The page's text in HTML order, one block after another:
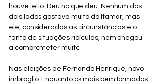
houve jeito. Deu no que deu. Nenhum dos
dois lados gostava muito do Itamar, mas
ele, consideradas as circunstâncias e o
tanto de situações ridículas, nem chegou
a comprometer muito.
Nas eleições de Fernando Henrique, novo
imbróglio. Enquanto os mais bem formados